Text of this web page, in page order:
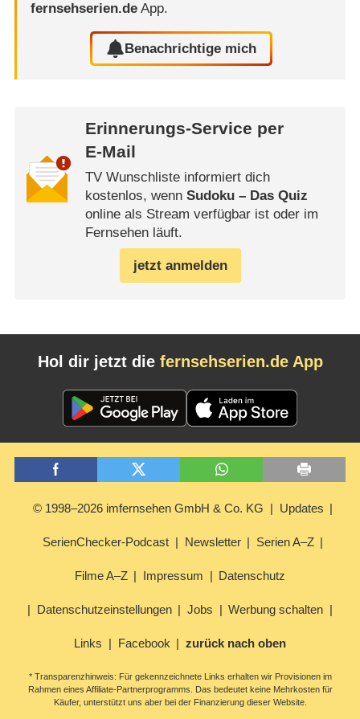
fernsehserien.deApp.
Benachrichtige mich
Erinnerungs-Service per
E-Mail
TV Wunschliste informiert dich
kostenlos, wenn Sudoku – Das Quiz
online als Stream verfügbar ist oder im
Fernsehen läuft.
jetzt anmelden
Hol dir jetzt die fernsehserien.de App
© 1998–2026 imfernsehen GmbH & Co. KG Updates
SerienChecker-Podcast Newsletter Serien A–Z
Filme A–Z Impressum Datenschutz
Datenschutzeinstellungen Jobs Werbung schalten
Links Facebook zurück nach oben
* Transparenzhinweis: Für gekennzeichnete Links erhalten wir Provisionen im
Rahmen eines Affiliate-Partnerprogramms. Das bedeutet keine Mehrkosten für
Käufer, unterstützt uns aber bei der Finanzierung dieser Website.